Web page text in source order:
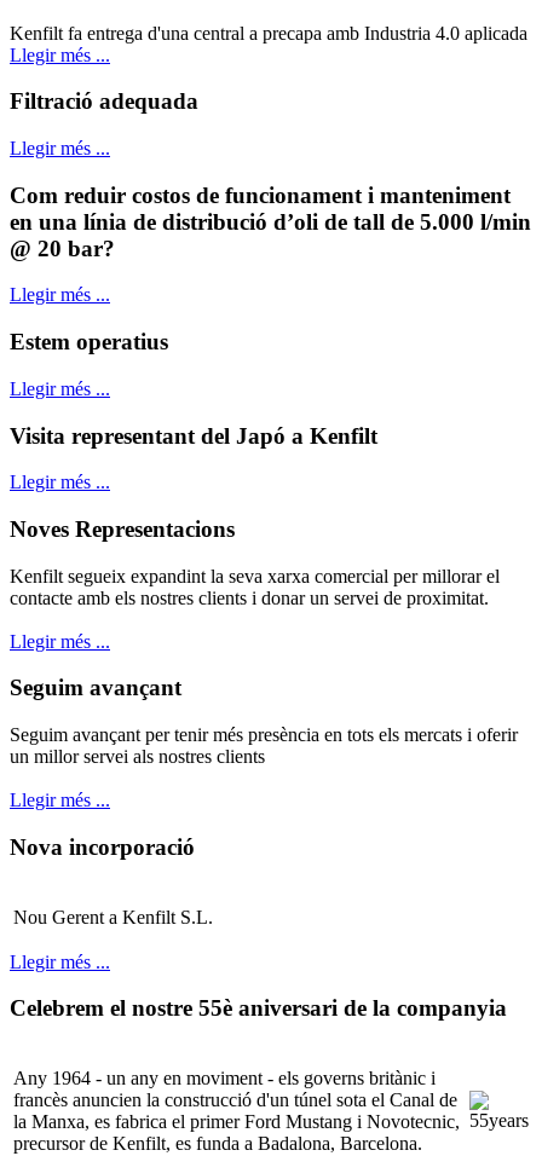
Kenfilt fa entrega d'una central a precapa amb Industria 4.0 aplicada
Llegir més ...
Filtració adequada
Llegir més ...
Com reduir costos de funcionament i manteniment
en una línia de distribució d’oli de tall de 5.000 l/min
@ 20 bar?
Llegir més ...
Estem operatius
Llegir més ...
Visita representant del Japó a Kenfilt
Llegir més ...
Noves Representacions
Kenfilt segueix expandint la seva xarxa comercial per millorar el
contacte amb els nostres clients i donar un servei de proximitat.
Llegir més ...
Seguim avançant
Seguim avançant per tenir més presència en tots els mercats i oferir
un millor servei als nostres clients
Llegir més ...
Nova incorporació
Nou Gerent a Kenfilt S.L.
Llegir més ...
Celebrem el nostre 55è aniversari de la companyia
Any 1964 - un any en moviment - els governs britànic i
francès anuncien la construcció d'un túnel sota el Canal de
la Manxa, es fabrica el primer Ford Mustang i Novotecnic,
precursor de Kenfilt, es funda a Badalona, Barcelona.